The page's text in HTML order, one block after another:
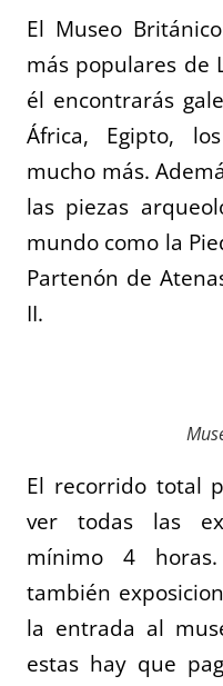
El Museo
más populares de
él encontrarás
África, Egipto,
mucho más.
las piezas
mundo como la
Partenón de
II.
El recorrido total
ver todas las
mínimo 4
también
la entrada al
estas hay que